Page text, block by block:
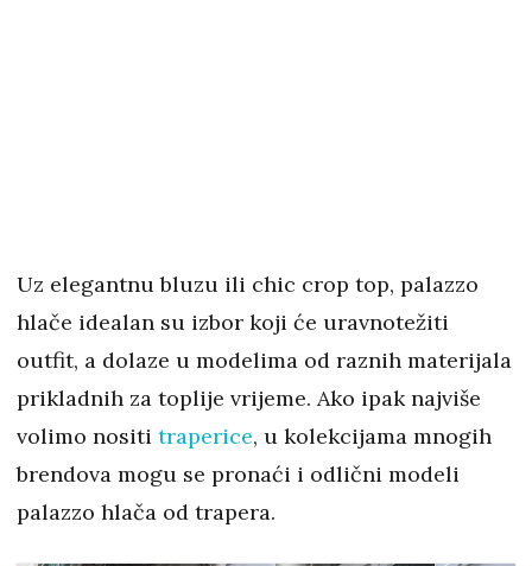
Uz elegantnu bluzu ili chic crop top, palazzo
hlače idealan su izbor koji će uravnotežiti
outfit, a dolaze u modelima od raznih materijala
prikladnih za toplije vrijeme. Ako ipak najviše
volimo nositi traperice, u kolekcijama mnogih
brendova mogu se pronaći i odlični modeli
palazzo hlača od trapera.